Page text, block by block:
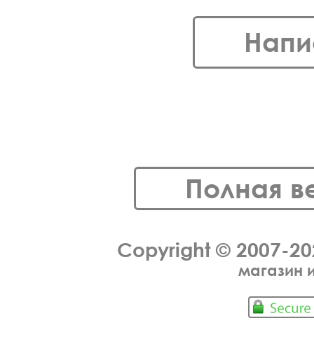
Полная
Copyright © 2007-
магазин